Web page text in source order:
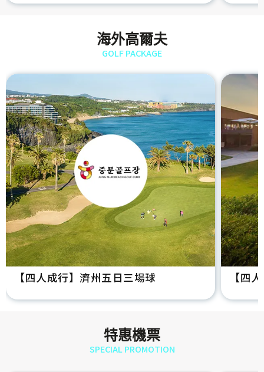
海外高爾夫
GOLF PACKAGE
【四人成行】濟州五日三場球 【四
特惠機票
SPECIAL PROMOTION